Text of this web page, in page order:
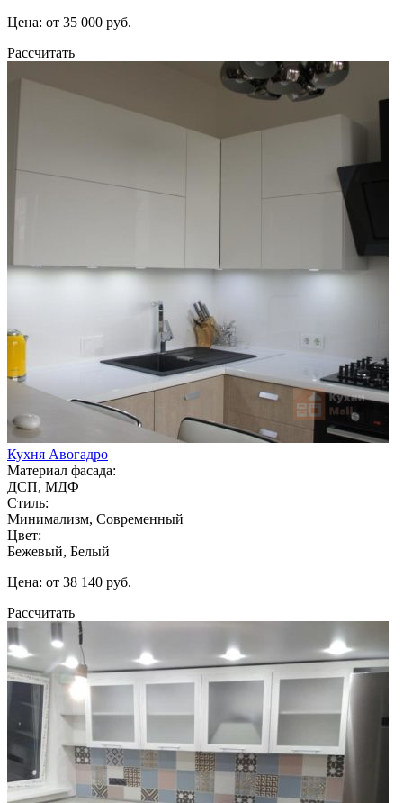
Цена: от 35 000 руб.
Рассчитать
Кухня Авогадро
Материал фасада:
ДСП, МДФ
Стиль:
Минимализм, Современный
Цвет:
Бежевый, Белый
Цена: от 38 140 руб.
Рассчитать